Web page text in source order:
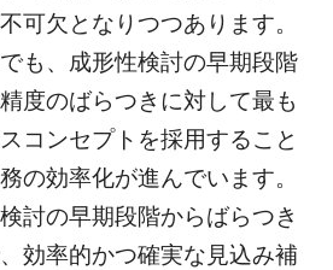
可欠となりつつあります。
も、成形性検討の早期段階
度のばらつきに対して最も
コンセプトを採用すること
の効率化が進んでいます。
討の早期段階からばらつき
効率的かつ確実な見込み補